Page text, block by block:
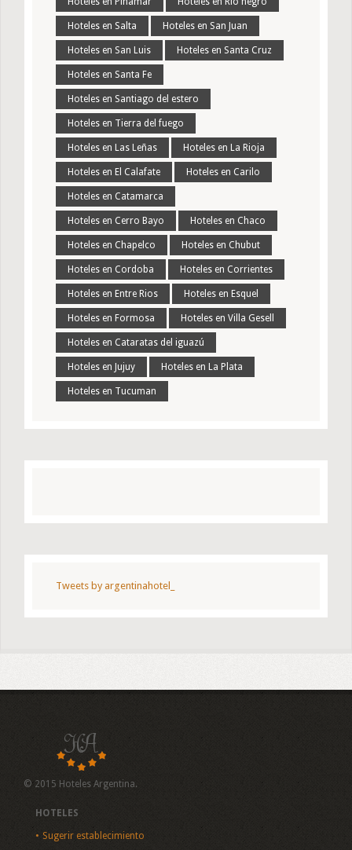
Hoteles en Salta Hoteles en San Juan
Hoteles en San Luis Hoteles en Santa Cruz
Hoteles en Santa Fe
Hoteles en Santiago del estero
Hoteles en Tierra del fuego
Hoteles en Las Leñas Hoteles en La Rioja
Hoteles en El Calafate Hoteles en Carilo
Hoteles en Catamarca
Hoteles en Cerro Bayo Hoteles en Chaco
Hoteles en Chapelco Hoteles en Chubut
Hoteles en Cordoba Hoteles en Corrientes
Hoteles en Entre Rios Hoteles en Esquel
Hoteles en Formosa Hoteles en Villa Gesell
Hoteles en Cataratas del iguazú
Hoteles en Jujuy Hoteles en La Plata
Hoteles en Tucuman
Tweets by argentinahotel_
© 2015 Hoteles Argentina.
HOTELES
Sugerir establecimiento